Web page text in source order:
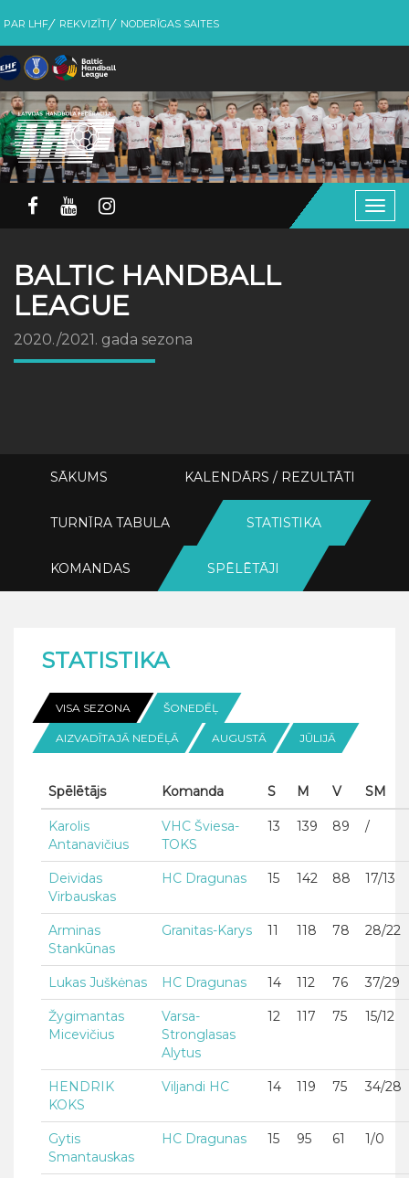
PAR LHF REKVIZĪTI NODERĪGAS SAITES
BALTIC HANDBALL
LEAGUE
2020./2021. gada sezona
SĀKUMS KALENDĀRS / REZULTĀTI
TURNĪRA TABULA STATISTIKA
KOMANDAS SPĒLĒTĀJI
STATISTIKA
VISA SEZONA ŠONEDĒĻ
AIZVADĪTAJĀ NEDĒĻĀ AUGUSTĀ JŪLIJĀ
Spēlētājs Komanda S M V SM
Karolis
Antanavičius
VHC Šviesa-
TOKS
13 139 89 /
Deividas
Virbauskas
HC Dragunas 15 142 88 17/13
Arminas
Stankūnas
Granitas-Karys 11 118 78 28/22
Lukas Juškėnas HC Dragunas 14 112 76 37/29
Žygimantas
Micevičius
Varsa-
Stronglasas
Alytus
12 117 75 15/12
HENDRIK
KOKS
Viljandi HC 14 119 75 34/28
Gytis
Smantauskas
HC Dragunas 15 95 61 1/0